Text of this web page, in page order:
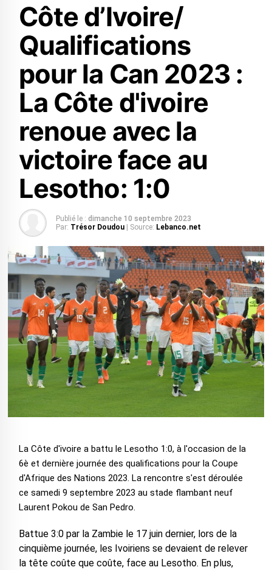
Côte d’Ivoire/
Qualifications
pour la Can 2023 :
La Côte d'ivoire
renoue avec la
victoire face au
Lesotho: 1:0
Publié le : dimanche 10 septembre 2023
Par: Trésor Doudou | Source: Lebanco.net
La Côte d'ivoire a battu le Lesotho 1:0, à l'occasion de la
6è et dernière journée des qualifications pour la Coupe
d'Afrique des Nations 2023. La rencontre s'est déroulée
ce samedi 9 septembre 2023 au stade flambant neuf
Laurent Pokou de San Pedro.
Battue 3:0 par la Zambie le 17 juin dernier, lors de la
cinquième journée, les Ivoiriens se devaient de relever
la tête coûte que coûte, face au Lesotho. En plus,